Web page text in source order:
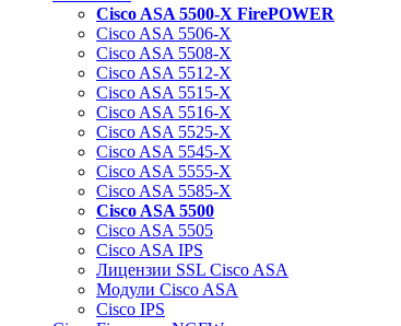
Cisco ASA 5500-X FirePOWER
Cisco ASA 5506-X
Cisco ASA 5508-X
Cisco ASA 5512-X
Cisco ASA 5515-X
Cisco ASA 5516-X
Cisco ASA 5525-X
Cisco ASA 5545-X
Cisco ASA 5555-X
Cisco ASA 5585-X
Cisco ASA 5500
Cisco ASA 5505
Cisco ASA IPS
Лицензии SSL Cisco ASA
Модули Cisco ASA
Cisco IPS